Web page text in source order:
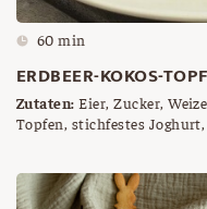
60 min
ERDBEER-KOKOS-
Zutaten: Eier, Zucker,
Topfen, stichfestes